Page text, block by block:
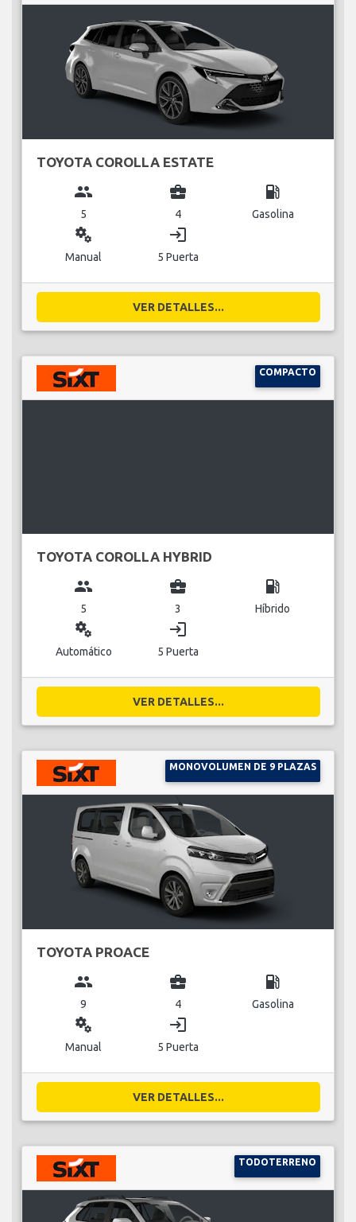
TOYOTA COROLLA ESTATE
group
5
business_center
4
local_gas_station
Gasolina
miscellaneous_services
Manual
login
5 Puerta
VER DETALLES...
COMPACTO
TOYOTA COROLLA HYBRID
group
5
business_center
3
local_gas_station
Híbrido
miscellaneous_services
Automático
login
5 Puerta
VER DETALLES...
MONOVOLUMEN DE 9 PLAZAS
TOYOTA PROACE
group
9
business_center
4
local_gas_station
Gasolina
miscellaneous_services
Manual
login
5 Puerta
VER DETALLES...
TODOTERRENO